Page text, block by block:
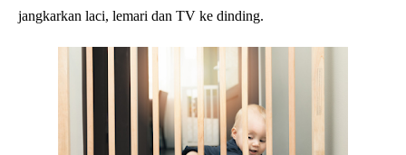
jangkarkan laci, lemari dan TV ke dinding.